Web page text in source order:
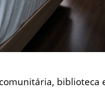
biblioteca